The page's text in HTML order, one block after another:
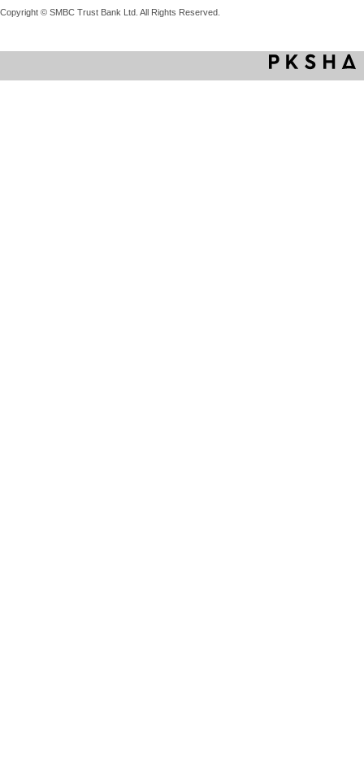
Copyright © SMBC Trust Bank Ltd. All Rights Reserved.